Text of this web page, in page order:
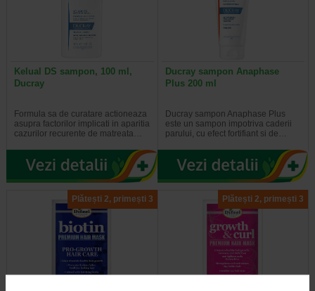
Kelual DS sampon, 100 ml,
Ducray
Formula sa de curatare actioneaza
asupra factorilor implicati in aparitia
cazurilor recurente de matreata…
Ducray sampon Anaphase
Plus 200 ml
Ducray sampon Anaphase Plus
este un sampon impotriva caderii
parului, cu efect fortifiant si de…
Plătești 2, primești 3 Plătești 2, primești 3